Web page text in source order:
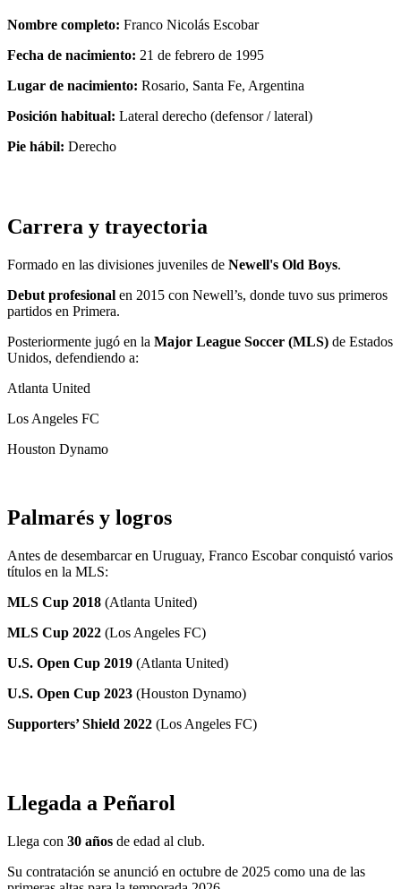
Nombre completo: Franco Nicolás Escobar
Fecha de nacimiento: 21 de febrero de 1995
Lugar de nacimiento: Rosario, Santa Fe, Argentina
Posición habitual: Lateral derecho (defensor / lateral)
Pie hábil: Derecho
Carrera y trayectoria
Formado en las divisiones juveniles de Newell's Old Boys.
Debut profesional en 2015 con Newell’s, donde tuvo sus primeros
partidos en Primera.
Posteriormente jugó en la Major League Soccer (MLS) de Estados
Unidos, defendiendo a:
Atlanta United
Los Angeles FC
Houston Dynamo
Palmarés y logros
Antes de desembarcar en Uruguay, Franco Escobar conquistó varios
títulos en la MLS:
MLS Cup 2018 (Atlanta United)
MLS Cup 2022 (Los Angeles FC)
U.S. Open Cup 2019 (Atlanta United)
U.S. Open Cup 2023 (Houston Dynamo)
Supporters’ Shield 2022 (Los Angeles FC)
Llegada a Peñarol
Llega con 30 años de edad al club.
Su contratación se anunció en octubre de 2025 como una de las